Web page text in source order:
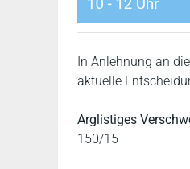
In Anlehnung an
aktuelle
Arglistiges
150/15